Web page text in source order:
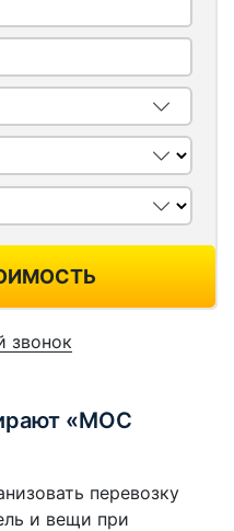
звонок
«МОС
перевозку
и вещи при